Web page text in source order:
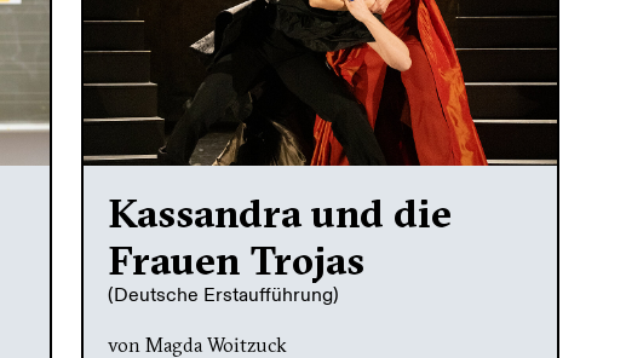
Kassandra und die
Frauen Trojas
(Deutsche Erstaufführung)
von Magda Woitzuck